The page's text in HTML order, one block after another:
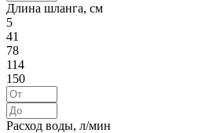
Длина шланга, см
5
41
78
114
150
Расход воды, л/мин